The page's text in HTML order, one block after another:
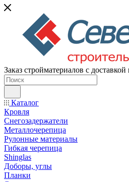
Заказ стройматериалов с
Каталог
Кровля
Снегозадержатели
Металлочерепица
Рулонные материалы
Гибкая черепица
Shinglas
Доборы, углы
Планки